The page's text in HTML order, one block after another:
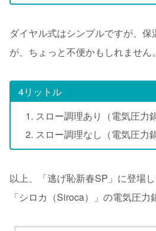
ダイヤル式はシンプルですが、
が、ちょっと不便かもしれません。
4リットル
スロー調理あり（電気圧力
スロー調理なし（電気圧力
以上、「逃げ恥新春SP」に登場し
「シロカ（Siroca）」の電気圧